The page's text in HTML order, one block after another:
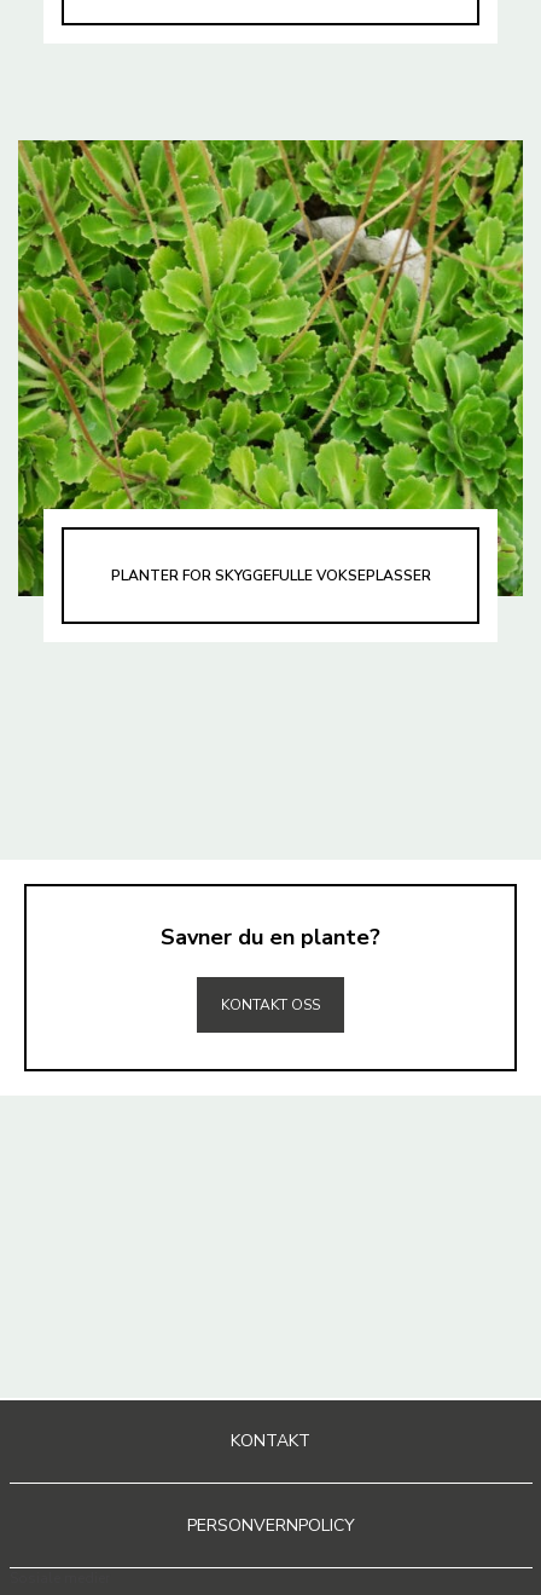
PLANTER FOR SKYGGEFULLE VOKSEPLASSER
Savner du en plante?
KONTAKT OSS
KONTAKT
PERSONVERNPOLICY